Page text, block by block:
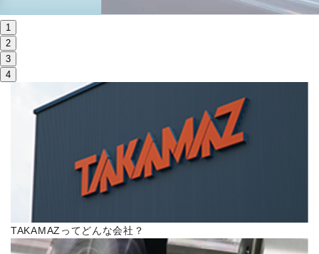
お問い合わせ
高松流技
ご利用に際して
当社のセキュリティへの取り組み
1
2
3
4
TAKAMAZってどんな会社？